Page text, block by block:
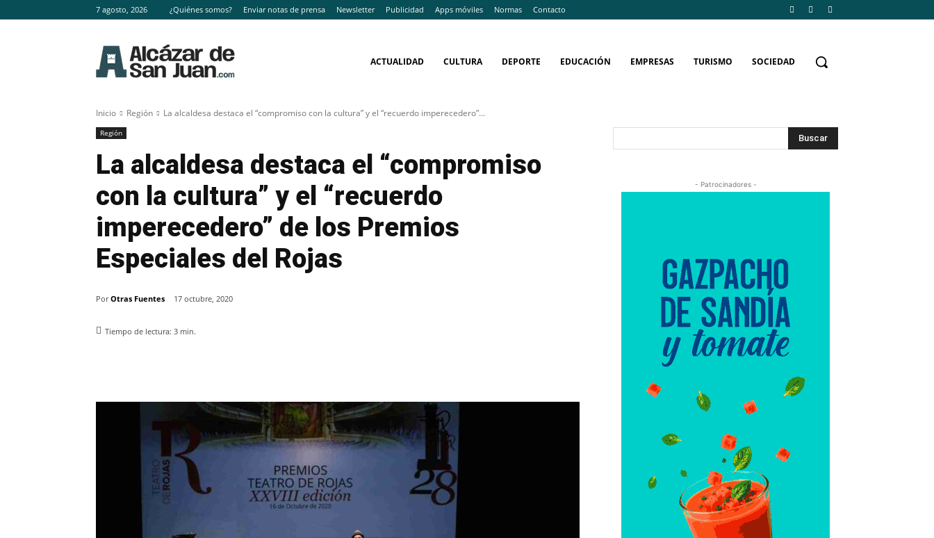
7 agosto, 2026 ¿Quiénes somos? Enviar notas de prensa Newsletter Publicidad Apps móviles Normas Contacto
ACTUALIDAD CULTURA DEPORTE EDUCACIÓN EMPRESAS TURISMO SOCIEDAD
Inicio Región La alcaldesa destaca el “compromiso con la cultura” y el “recuerdo imperecedero”...
Región
La alcaldesa destaca el “compromiso
con la cultura” y el “recuerdo
imperecedero” de los Premios
Especiales del Rojas
Por Otras Fuentes 17 octubre, 2020
Tiempo de lectura: 3 min.
Buscar
- Patrocinadores -